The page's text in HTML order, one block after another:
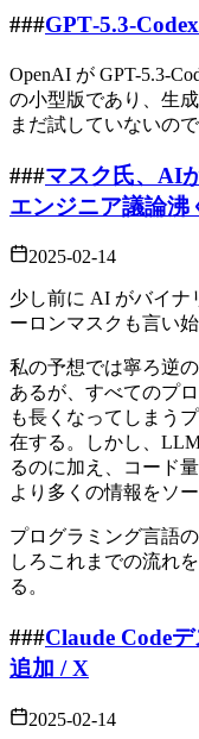
###
OpenAI が GPT-5.3-
の小型版であり、生
まだ試していないの
###マスク氏、AI
エンジニア議論沸
2025-02-14
少し前に AI がバイナ
ーロンマスクも言い始
私の予想では寧ろ逆
あるが、すべてのプ
も長くなってしまう
在する。しかし、
るのに加え、コード
より多くの情報をソ
プログラミング言語
しろこれまでの流れ
る。
###Claude Code
追加 / X
2025-02-14